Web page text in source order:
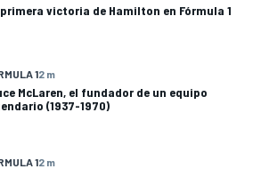
victoria de Hamilton en Fórmula 1
12 m
McLaren, el fundador de un equipo
(1937-1970)
12 m